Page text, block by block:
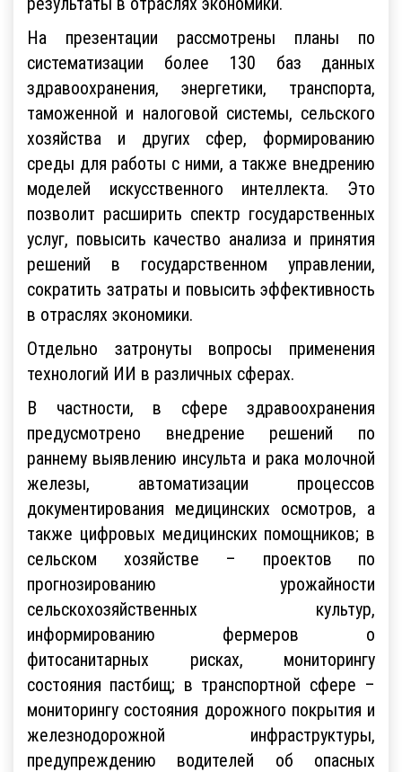
На презентации рассмотрены планы по
систематизации более 130 баз данных
здравоохранения, энергетики, транспорта,
таможенной и налоговой системы, сельского
хозяйства и других сфер, формированию
среды для работы с ними, а также внедрению
моделей искусственного интеллекта. Это
позволит расширить спектр государственных
услуг, повысить качество анализа и принятия
решений в государственном управлении,
сократить затраты и повысить эффективность
в отраслях экономики.
Отдельно затронуты вопросы применения
технологий ИИ в различных сферах.
В частности, в сфере здравоохранения
предусмотрено внедрение решений по
раннему выявлению инсульта и рака молочной
железы, автоматизации процессов
документирования медицинских осмотров, а
также цифровых медицинских помощников; в
сельском хозяйстве – проектов по
прогнозированию урожайности
сельскохозяйственных культур,
информированию фермеров о
фитосанитарных рисках, мониторингу
состояния пастбищ; в транспортной сфере –
мониторингу состояния дорожного покрытия и
железнодорожной инфраструктуры,
предупреждению водителей об опасных